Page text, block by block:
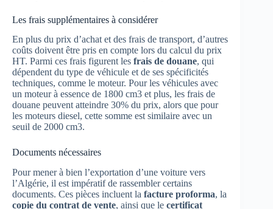
Les frais supplémentaires à considérer
En plus du prix d’achat et des frais de transport, d’autres
coûts doivent être pris en compte lors du calcul du prix
HT. Parmi ces frais figurent les frais de douane, qui
dépendent du type de véhicule et de ses spécificités
techniques, comme le moteur. Pour les véhicules avec
un moteur à essence de 1800 cm3 et plus, les frais de
douane peuvent atteindre 30% du prix, alors que pour
les moteurs diesel, cette somme est similaire avec un
seuil de 2000 cm3.
Documents nécessaires
Pour mener à bien l’exportation d’une voiture vers
l’Algérie, il est impératif de rassembler certains
documents. Ces pièces incluent la facture proforma, la
copie du contrat de vente, ainsi que le certificat